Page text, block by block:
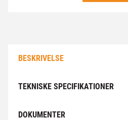
BESKRIVELSE
TEKNISKE SPECIFIKATIONER
DOKUMENTER